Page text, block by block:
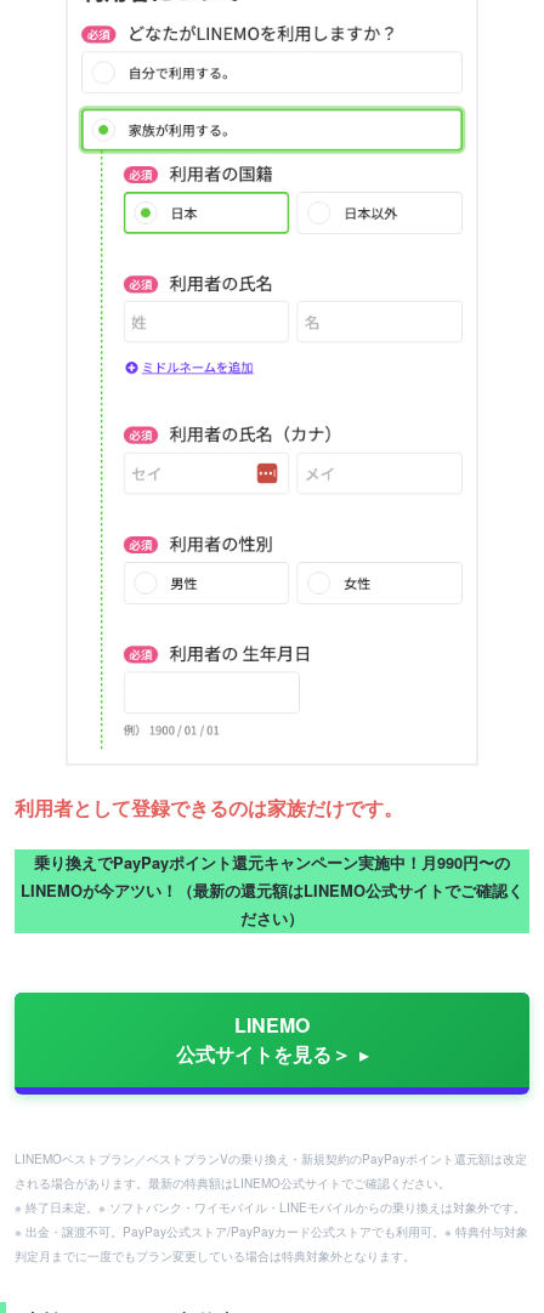
利用者として登録できるのは家族だけです。
乗り換えでPayPayポイント還元キャンペーン実施中！月990円〜の
LINEMOが今アツい！（最新の還元額はLINEMO公式サイトでご確認く
ださい）
LINEMO
公式サイトを見る＞
LINEMOベストプラン／ベストプランVの乗り換え・新規契約のPayPayポイント還元額は改定
される場合があります。最新の特典額はLINEMO公式サイトでご確認ください。
※ 終了日未定。※ ソフトバンク・ワイモバイル・LINEモバイルからの乗り換えは対象外です。
※ 出金・譲渡不可。PayPay公式ストア/PayPayカード公式ストアでも利用可。※ 特典付与対象
判定月までに一度でもプラン変更している場合は特典対象外となります。